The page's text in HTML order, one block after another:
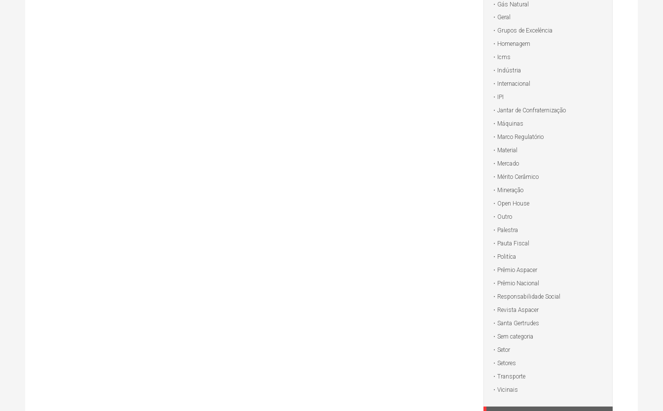
Gás Natural
Geral
Grupos de Excelência
Homenagem
Icms
Indústria
Internacional
IPI
Jantar de Confraternização
Máquinas
Marco Regulatório
Material
Mercado
Mérito Cerâmico
Mineração
Open House
Outro
Palestra
Pauta Fiscal
Politíca
Prêmio Aspacer
Prêmio Nacional
Responsabilidade Social
Revista Aspacer
Santa Gertrudes
Sem categoria
Setor
Setores
Transporte
Vicinais